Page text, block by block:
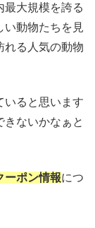
最大規模を誇る
い動物たちを見
れる人気の動物
いると思います
ないかなぁと
ーポン情報につ